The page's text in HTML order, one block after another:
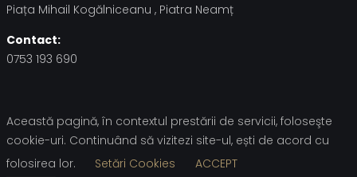
Piața Mihail Kogălniceanu , Piatra Neamț
Contact:
0753 193 690
Această pagină, în contextul prestării de servicii, foloseşte
cookie-uri. Continuând să vizitezi site-ul, ești de acord cu
folosirea lor.
Setări Cookies ACCEPT